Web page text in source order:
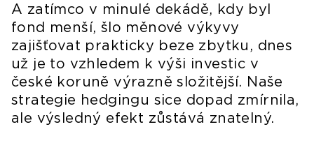
A zatímco v minulé dekádě, kdy byl
fond menší, šlo měnové výkyvy
zajišťovat prakticky beze zbytku, dnes
už je to vzhledem k výši investic v
české koruně výrazně složitější. Naše
strategie hedgingu sice dopad zmírnila,
ale výsledný efekt zůstává znatelný.